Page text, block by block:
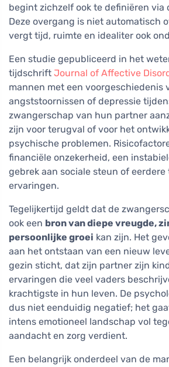
begint zichzelf ook te definiëren via
Deze overgang is niet automatisch
vergt tijd, ruimte en idealiter ook
Een studie gepubliceerd in het
tijdschrift Journal of Affective
mannen met een voorgeschiedenis
angststoornissen of depressie
zwangerschap van hun partner
zijn voor terugval of voor het
psychische problemen.
financiële onzekerheid, een
gebrek aan sociale steun of
ervaringen.
Tegelijkertijd geldt dat de
ook een bron van diepe vreugde,
persoonlijke groei kan zijn. Het
aan het ontstaan van een nieuw
gezin sticht, dat zijn partner zijn
ervaringen die veel vaders
krachtigste in hun leven. De
dus niet eenduidig negatief; het
intens emotioneel landschap vol
aandacht en zorg verdient.
Een belangrijk onderdeel van de